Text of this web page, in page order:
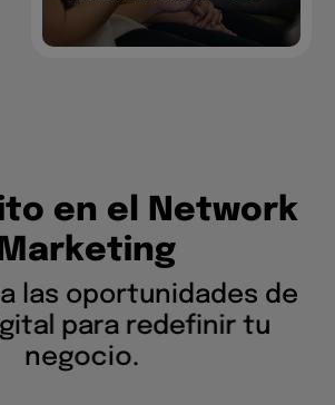
to en e N etwork
M arketing
a las oportunidades de
gital para redefinir tu
negocio.